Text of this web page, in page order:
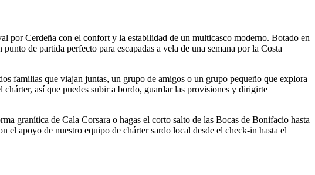
por Cerdeña con el confort y la estabilidad de un multicasco moderno. Botado en
de partida perfecto para escapadas a vela de una semana por la Costa
familias que viajan juntas, un grupo de amigos o un grupo pequeño que explora
así que puedes subir a bordo, guardar las provisiones y dirigirte
granítica de Cala Corsara o hagas el corto salto de las Bocas de Bonifacio hasta
apoyo de nuestro equipo de chárter sardo local desde el check-in hasta el